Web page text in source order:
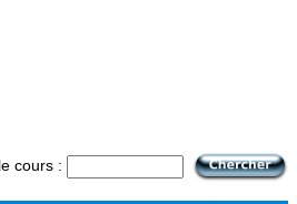
cours :